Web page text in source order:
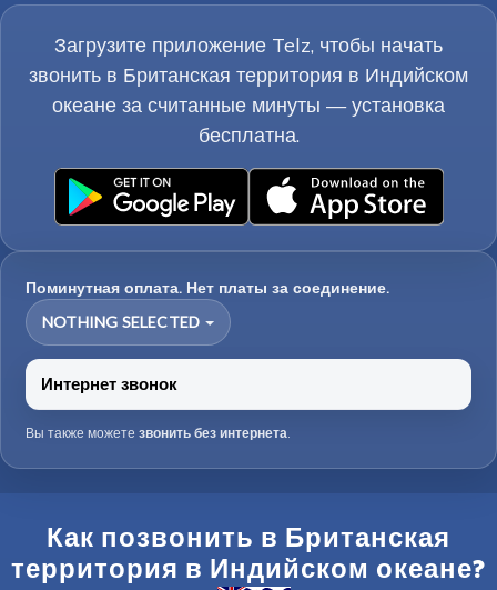
Загрузите приложение Telz, чтобы начать
звонить в Британская территория в Индийском
океане за считанные минуты — установка
бесплатна.
Поминутная оплата. Нет платы за соединение.
NOTHING SELECTED
Интернет звонок
Вы также можете звонить без интернета.
Как позвонить в Британская
территория в Индийском океане?